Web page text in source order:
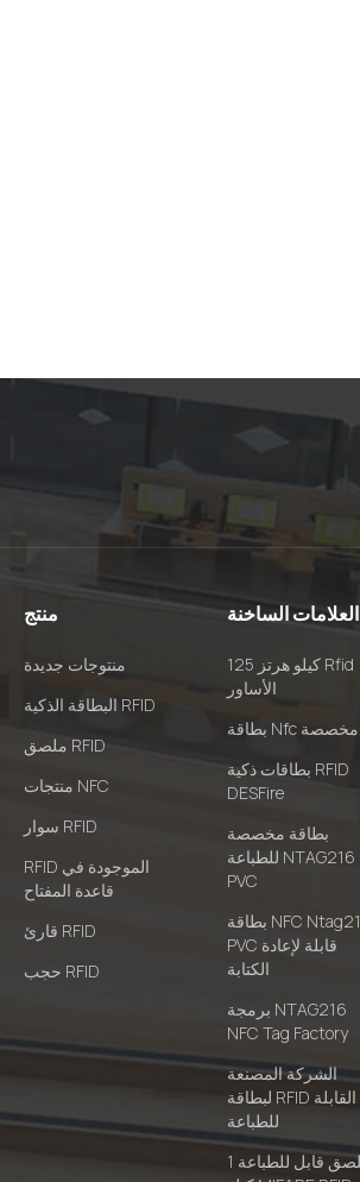
منتج
منتوجات جديدة
البطاقة الذكية RFID
ملصق RFID
منتجات NFC
سوار RFID
RFID الموجودة في
قاعدة المفتاح
قارئ RFID
حجب RFID
العلامات الساخنة
125 كيلو هرتز Rfid
الأساور
بطاقة Nfc مخصصة
بطاقات ذكية RFID
DESFire
بطاقة مخصصة
للطباعة NTAG216
PVC
بطاقة NFC Ntag216
PVC قابلة لإعادة
الكتابة
برمجة NTAG216
NFC Tag Factory
الشركة المصنعة
لبطاقة RFID القابلة
للطباعة
ملصق قابل للطباعة 1